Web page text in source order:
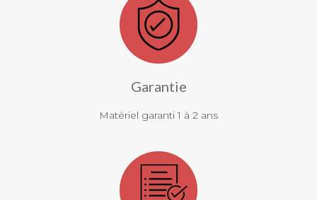
Garantie
Matériel garanti 1 à 2 ans